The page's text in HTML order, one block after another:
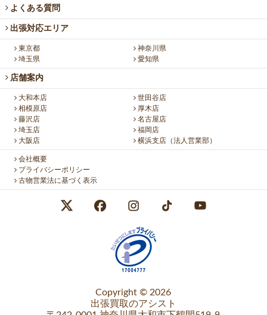
よくある質問
出張対応エリア
東京都
神奈川県
埼玉県
愛知県
店舗案内
大和本店
世田谷店
相模原店
厚木店
藤沢店
名古屋店
埼玉店
福岡店
大阪店
横浜支店（法人営業部）
会社概要
プライバシーポリシー
古物営業法に基づく表示
Copyright © 2026
出張買取のアシスト